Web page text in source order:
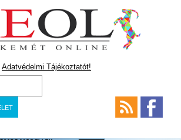
Adatvédelmi Tájékoztatót!